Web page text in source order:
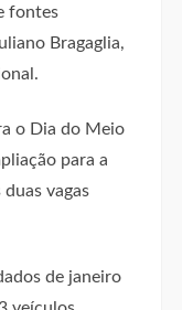
fontes
Bragaglia,
o Dia do Meio
para a
vagas
de janeiro